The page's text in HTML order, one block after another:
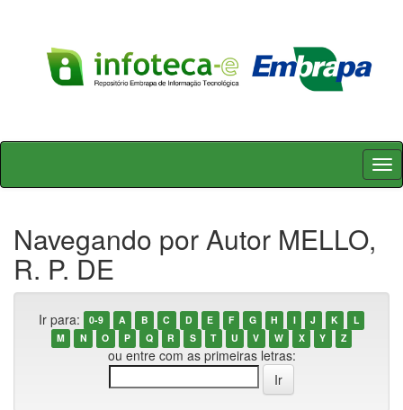
Skip
Navegando por Autor MELLO,
R. P. DE
Ir para: 0-9 A B C D E F G H I J K
L
M
N O P Q R S T U V W X Y Z
ou entre com as primeiras letras: